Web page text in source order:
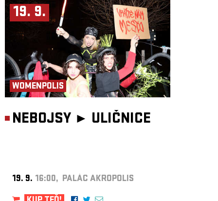
19. 9.
WOMENPOLIS
NEBOJSY ► ULIČNICE
19. 9. 16:00, PALÁC AKROPOLIS